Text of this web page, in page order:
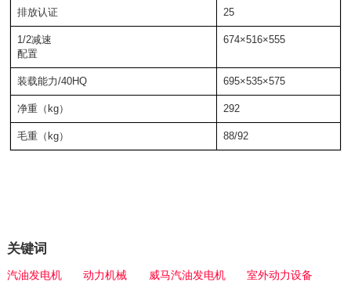
排放认证 25
1/2减速
配置
674×516×555
装载能力/40HQ 695×535×575
净重（kg） 292
毛重（kg） 88/92
关键词
汽油发电机 动力机械 威马汽油发电机 室外动力设备